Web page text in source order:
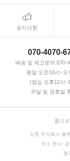
공지사항
070-4070-
배송 및 재고문의 070-
평일 오전10시~오
(점심 오후12시
주말 및 공휴일
홈으로
상호 주식회사 블
주소 본사:
중